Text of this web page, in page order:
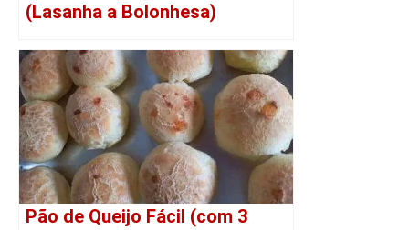
(Lasanha a Bolonhesa)
Pão de Queijo Fácil (com 3